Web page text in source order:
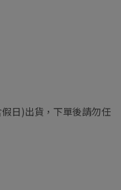
日)出貨，下單後請勿任